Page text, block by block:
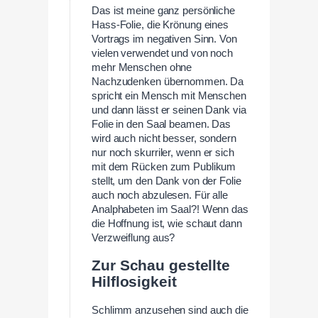
Das ist meine ganz persönliche
Hass-Folie, die Krönung eines
Vortrags im negativen Sinn. Von
vielen verwendet und von noch
mehr Menschen ohne
Nachzudenken übernommen. Da
spricht ein Mensch mit Menschen
und dann lässt er seinen Dank via
Folie in den Saal beamen. Das
wird auch nicht besser, sondern
nur noch skurriler, wenn er sich
mit dem Rücken zum Publikum
stellt, um den Dank von der Folie
auch noch abzulesen. Für alle
Analphabeten im Saal?! Wenn das
die Hoffnung ist, wie schaut dann
Verzweiflung aus?
Zur Schau gestellte
Hilflosigkeit
Schlimm anzusehen sind auch die